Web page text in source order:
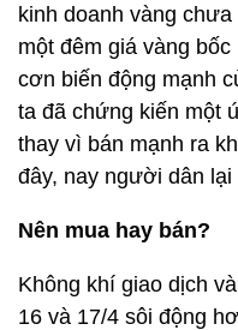
kinh doanh vàng
một đêm giá vàng
cơn biến động mạnh
ta đã chứng kiến một
thay vì bán mạnh ra
đây, nay người dân
Nên mua hay bán?
Không khí giao dịch
16 và 17/4 sôi động